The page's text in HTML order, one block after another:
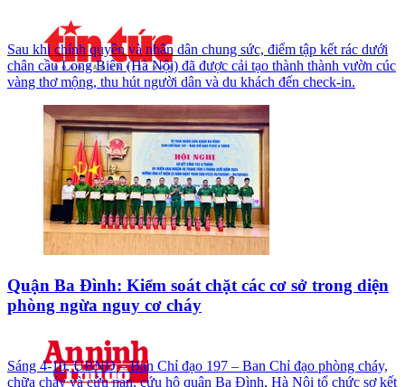
Sau khi chính quyền và nhân dân chung sức, điểm tập kết rác dưới
chân cầu Long Biên (Hà Nội) đã được cải tạo thành thành vườn cúc
vàng thơ mộng, thu hút người dân và du khách đến check-in.
Quận Ba Đình: Kiểm soát chặt các cơ sở trong diện
phòng ngừa nguy cơ cháy
Sáng 4-10, UBND – Ban Chỉ đạo 197 – Ban Chỉ đạo phòng cháy,
chữa cháy và cứu nạn, cứu hộ quận Ba Đình, Hà Nội tổ chức sơ kết